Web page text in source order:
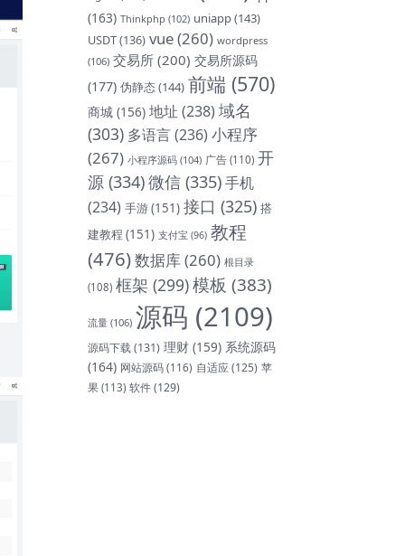
(163) Thinkphp (102) uniapp(143)
USDT(136) vue(260) wordpress
(106) 交易所 (200) 交易所源码
(177) 伪静态(144) 前端 (570)
商城 (156) 地址 (238)域名
(303) 多语言(236) 小程序
(267) 小程序源码 (104) 广告 (110) 开
源 (334)微信 (335)手机
(234) 手游(151) 接口 (325) 搭
建教程 (151) 支付宝 (96) 教程
(476)数据库(260) 根目录
(108) 框架 (299)模板 (383)
流量 (106) 源码 (2109)
源码下载(131) 理财 (159) 系统源码
(164) 网站源码(116) 自适应(125) 苹
果 (113) 软件(129)